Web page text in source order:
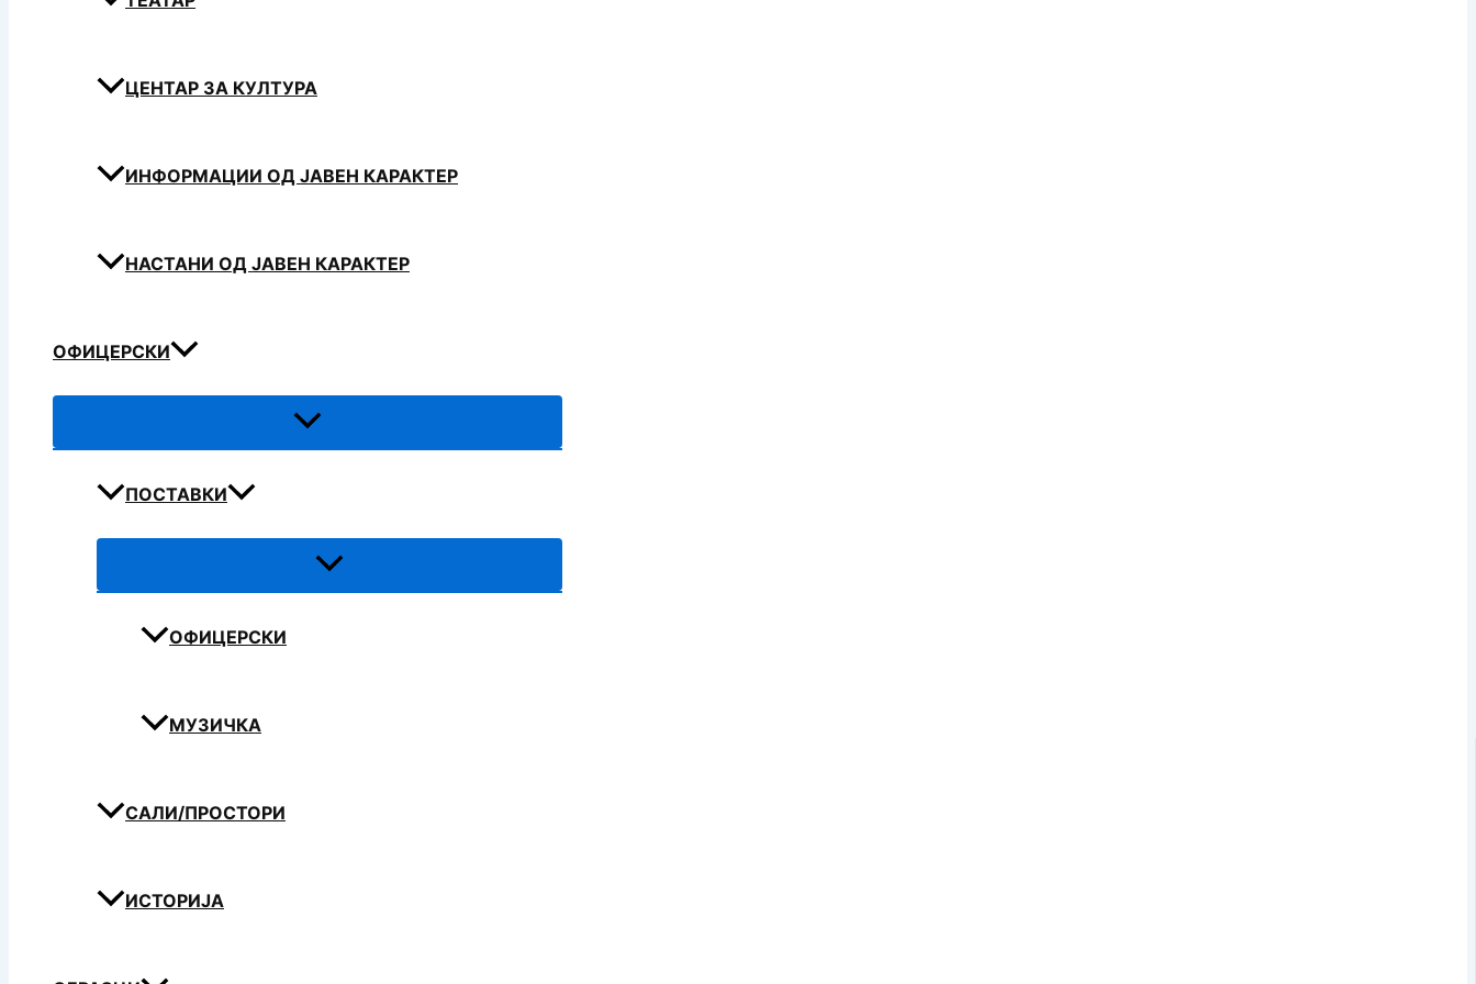
ЦЕНТАР ЗА КУЛТУРА
ИНФОРМАЦИИ ОД ЈАВЕН КАРАКТЕР
НАСТАНИ ОД ЈАВЕН КАРАКТЕР
ОФИЦЕРСКИ
ПОСТАВКИ
ОФИЦЕРСКИ
МУЗИЧКА
САЛИ/ПРОСТОРИ
ИСТОРИЈА